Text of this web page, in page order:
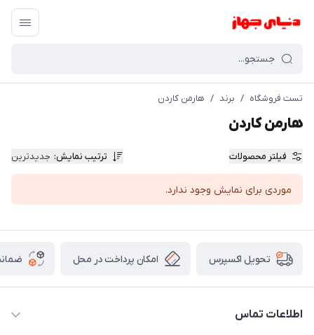
تست فروشگاه / برند / هارمن کاردن
هارمن کاردن
فیلتر محصولات ترتیب نمایش: جدیدترین
موردی برای نمایش وجود ندارد.
تحویل اکسپرس امکان پرداخت در محل
اطلاعات تماس